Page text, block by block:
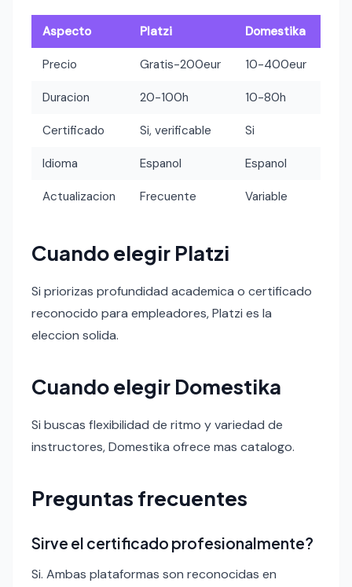
Aspecto Platzi Domestika
Precio Gratis-200eur 10-400eur
Duracion 20-100h 10-80h
Certificado Si, verificable Si
Idioma Espanol Espanol
Actualizacion Frecuente Variable
Cuando elegir Platzi
Si priorizas profundidad academica o certificado
reconocido para empleadores, Platzi es la
eleccion solida.
Cuando elegir Domestika
Si buscas flexibilidad de ritmo y variedad de
instructores, Domestika ofrece mas catalogo.
Preguntas frecuentes
Sirve el certificado profesionalmente?
Si. Ambas plataformas son reconocidas en